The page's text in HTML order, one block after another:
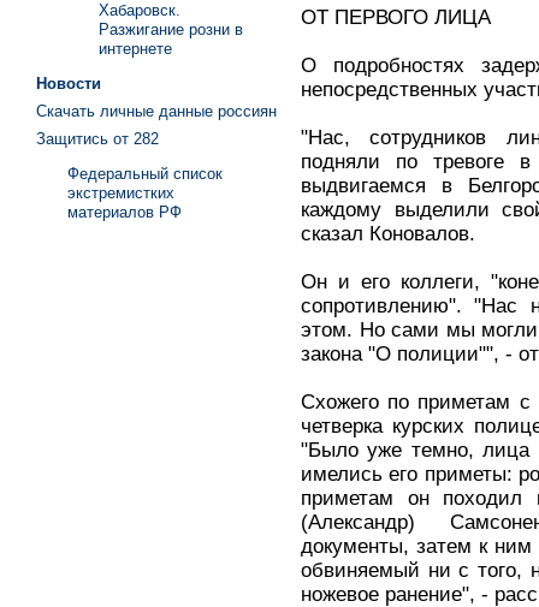
ОТ ПЕРВОГО ЛИЦА
О подробностях
непосредственных
"Нас, сотрудников
подняли по тревоге
выдвигаемся в
каждому выделили
сказал Коновалов.
Он и его коллеги,
сопротивлению". "Нас
этом. Но сами мы могли
закона "О полиции"", -
Схожего по приметам с
четверка курских
"Было уже темно, лица
имелись его приметы:
приметам он походил
(Александр)
документы, затем к
обвиняемый ни с того,
ножевое ранение", -
Хабаровск.
Разжигание розни в
интернете
Новости
Скачать личные данные россиян
Защитись от 282
Федеральный список
экстремистких
материалов РФ